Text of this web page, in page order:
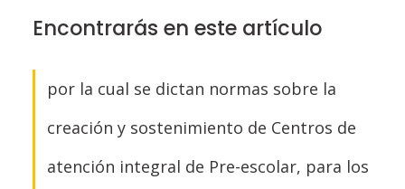
Encontrarás en este artículo
por la cual se dictan normas sobre la
creación y sostenimiento de Centros de
atención integral de Pre-escolar, para los